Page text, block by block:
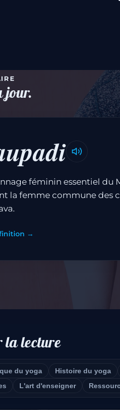
jour.
féminin essentiel du
la femme commune des
→
la lecture
du yoga Histoire du yoga
L'art d'enseigner